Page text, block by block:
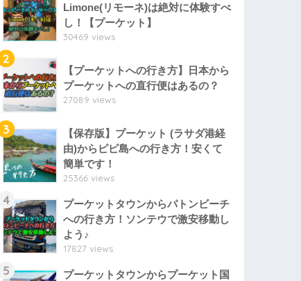
Limone(リモーネ)は絶対に体験すべ
し！【プーケット】
30469 views
2
【プーケットへの行き方】日本から
プーケットへの直行便はあるの？
27089 views
3
【保存版】プーケット (ラサダ港経
由)からピピ島への行き方！安くて
簡単です！
25366 views
4
プーケットタウンからパトンビーチ
への行き方！ソンテウで激安移動し
よう♪
17827 views
5
プーケットタウンからプーケット国